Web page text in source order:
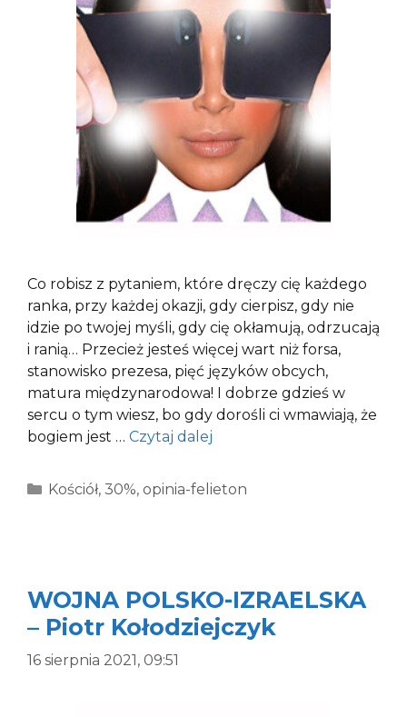
Co robisz z pytaniem, które dręczy cię każdego
ranka, przy każdej okazji, gdy cierpisz, gdy nie
idzie po twojej myśli, gdy cię okłamują, odrzucają
i ranią… Przecież jesteś więcej wart niż forsa,
stanowisko prezesa, pięć języków obcych,
matura międzynarodowa! I dobrze gdzieś w
sercu o tym wiesz, bo gdy dorośli ci wmawiają, że
bogiem jest … Czytaj dalej
Kategorie
Kościół, 30%, opinia-felieton
WOJNA POLSKO-IZRAELSKA
– Piotr Kołodziejczyk
16 sierpnia 2021, 09:51